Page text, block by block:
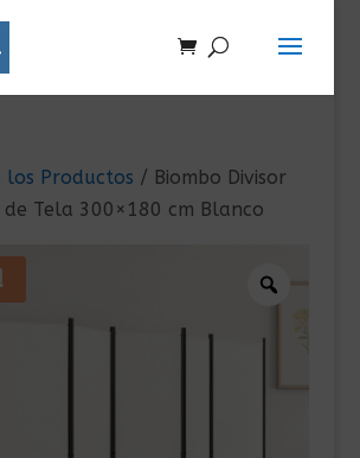
los Productos / Biombo Divisor
de Tela 300×180 cm Blanco